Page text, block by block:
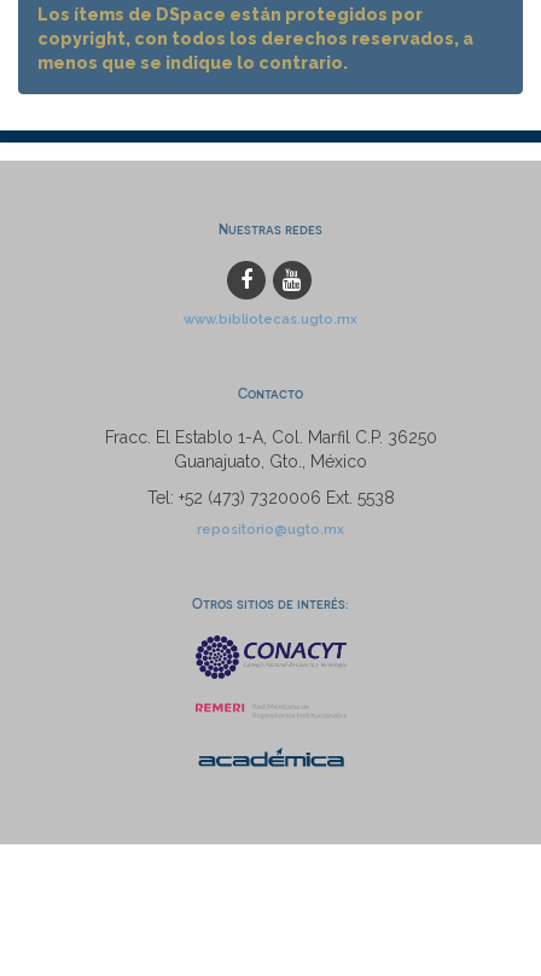
Los ítems de DSpace están protegidos por
copyright, con todos los derechos reservados, a
menos que se indique lo contrario.
Nuestras redes
www.bibliotecas.ugto.mx
Contacto
Fracc. El Establo 1-A, Col. Marfil C.P. 36250
Guanajuato, Gto., México
Tel: +52 (473) 7320006 Ext. 5538
repositorio@ugto.mx
Otros sitios de interés: